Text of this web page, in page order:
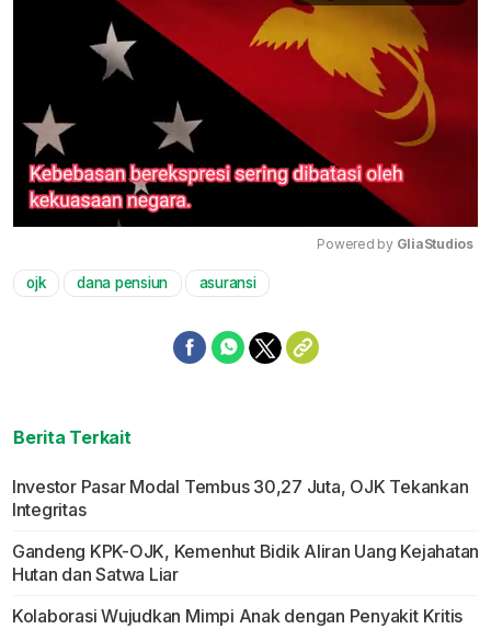
Powered by GliaStudios
ojk dana pensiun asuransi
Berita Terkait
Investor Pasar Modal Tembus 30,27 Juta, OJK Tekankan
Integritas
Gandeng KPK-OJK, Kemenhut Bidik Aliran Uang Kejahatan
Hutan dan Satwa Liar
Kolaborasi Wujudkan Mimpi Anak dengan Penyakit Kritis